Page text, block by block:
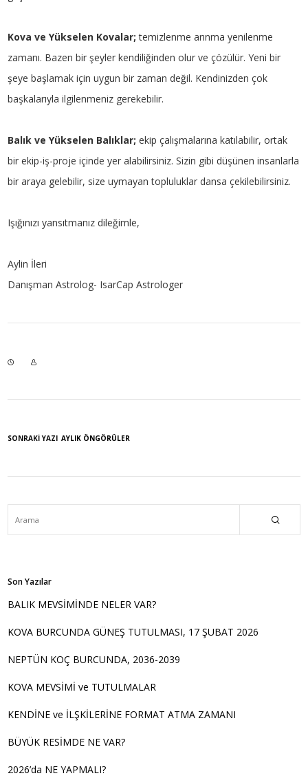
Kova ve Yükselen Kovalar;temizlenme arınma yenilenme
zamanı. Bazen bir şeyler kendiliğinden olur ve çözülür. Yeni bir
şeye başlamak için uygun bir zaman değil. Kendinizden çok
başkalarıyla ilgilenmeniz gerekebilir.
Balık ve Yükselen Balıklar;ekip çalışmalarına katılabilir, ortak
bir ekip-iş-proje içinde yer alabilirsiniz. Sizin gibi düşünen insanlarla
bir araya gelebilir, size uymayan topluluklar dansa çekilebilirsiniz.
Işığınızı yansıtmanız dileğimle,
Aylin İleri
Danışman Astrolog- IsarCap Astrologer
SONRAKI YAZI AYLIK ÖNGÖRÜLER
Son Yazılar
BALIK MEVSİMİNDE NELER VAR?
KOVA BURCUNDA GÜNEŞ TUTULMASI, 17 ŞUBAT 2026
NEPTÜN KOÇ BURCUNDA, 2036-2039
KOVA MEVSİMİ ve TUTULMALAR
KENDİNE ve İLŞKİLERİNE FORMAT ATMA ZAMANI
BÜYÜK RESİMDE NE VAR?
2026’da NE YAPMALI?